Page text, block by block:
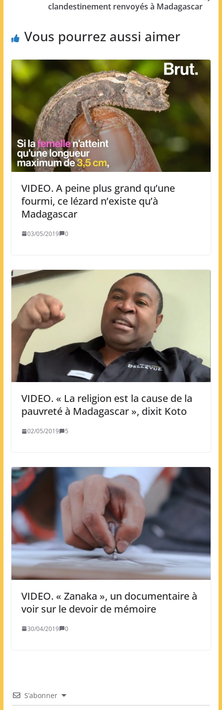
clandestinement renvoyés à Madagascar
Vous pourrez aussi aimer
VIDEO. A peine plus grand qu’une
fourmi, ce lézard n’existe qu’à
Madagascar
03/05/2019 0
VIDEO. « La religion est la cause de la
pauvreté à Madagascar », dixit Koto
02/05/2019 5
VIDEO. « Zanaka », un documentaire à
voir sur le devoir de mémoire
30/04/2019 0
S’abonner